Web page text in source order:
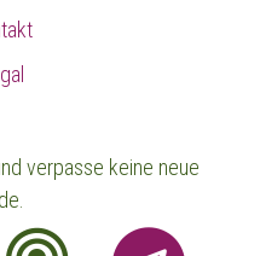
verpasse keine neue